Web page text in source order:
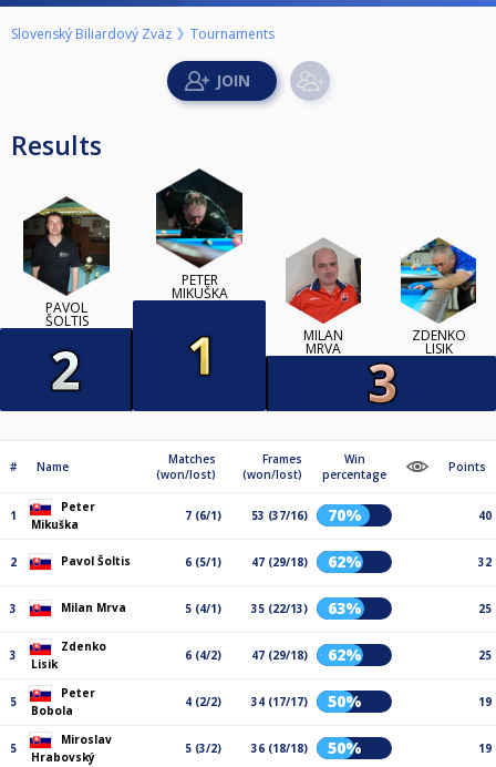
Slovenský Biliardový Zväz Tournaments
Results
PAVOL
ŠOLTIS
PETER
MIKUŠKA
MILAN
MRVA
ZDENKO
LISIK
# Name
Matches
(won/lost)
Frames
(won/lost)
Win
percentage
Points
1
Peter
Mikuška
7 (6/1) 53 (37/16) 70% 40
2 Pavol Šoltis 6 (5/1) 47 (29/18) 62% 32
3 Milan Mrva 5 (4/1) 35 (22/13) 63% 25
3
Zdenko
Lisik
6 (4/2) 47 (29/18) 62% 25
5
Peter
Bobola
4 (2/2) 34 (17/17) 50% 19
5
Miroslav
Hrabovský
5 (3/2) 36 (18/18) 50% 19